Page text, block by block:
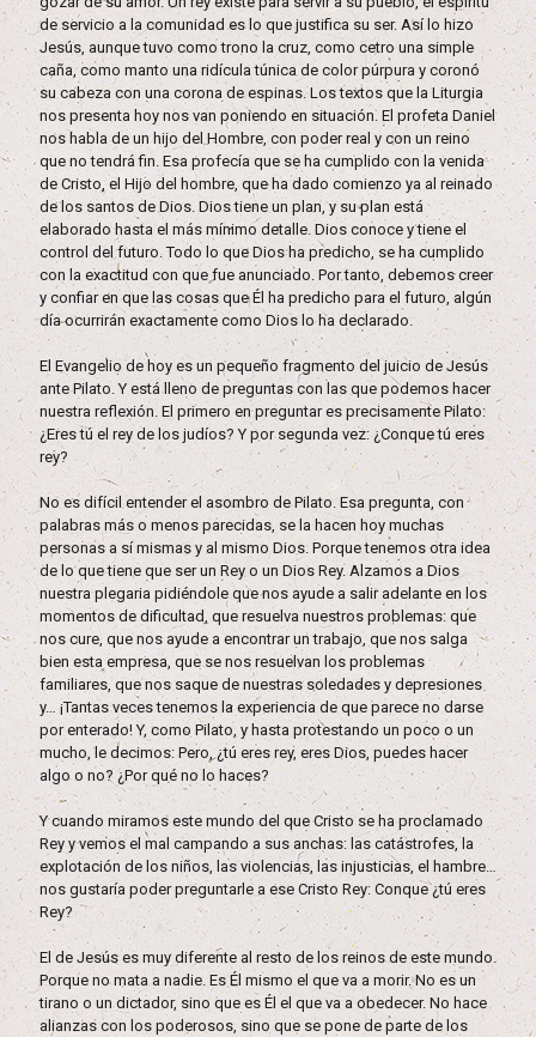
de servicio a la comunidad es lo que justifica su ser. Así lo hizo
Jesús, aunque tuvo como trono la cruz, como cetro una simple
caña, como manto una ridícula túnica de color púrpura y coronó
su cabeza con una corona de espinas. Los textos que la Liturgia
nos presenta hoy nos van poniendo en situación. El profeta Daniel
nos habla de un hijo del Hombre, con poder real y con un reino
que no tendrá fin. Esa profecía que se ha cumplido con la venida
de Cristo, el Hijo del hombre, que ha dado comienzo ya al reinado
de los santos de Dios. Dios tiene un plan, y su plan está
elaborado hasta el más mínimo detalle. Dios conoce y tiene el
control del futuro. Todo lo que Dios ha predicho, se ha cumplido
con la exactitud con que fue anunciado. Por tanto, debemos creer
y confiar en que las cosas que Él ha predicho para el futuro, algún
día ocurrirán exactamente como Dios lo ha declarado.
El Evangelio de hoy es un pequeño fragmento del juicio de Jesús
ante Pilato. Y está lleno de preguntas con las que podemos hacer
nuestra reflexión. El primero en preguntar es precisamente Pilato:
¿Eres tú el rey de los judíos? Y por segunda vez: ¿Conque tú eres
rey?
No es difícil entender el asombro de Pilato. Esa pregunta, con
palabras más o menos parecidas, se la hacen hoy muchas
personas a sí mismas y al mismo Dios. Porque tenemos otra idea
de lo que tiene que ser un Rey o un Dios Rey. Alzamos a Dios
nuestra plegaria pidiéndole que nos ayude a salir adelante en los
momentos de dificultad, que resuelva nuestros problemas: que
nos cure, que nos ayude a encontrar un trabajo, que nos salga
bien esta empresa, que se nos resuelvan los problemas
familiares, que nos saque de nuestras soledades y depresiones
y… ¡Tantas veces tenemos la experiencia de que parece no darse
por enterado! Y, como Pilato, y hasta protestando un poco o un
mucho, le decimos: Pero, ¿tú eres rey, eres Dios, puedes hacer
algo o no? ¿Por qué no lo haces?
Y cuando miramos este mundo del que Cristo se ha proclamado
Rey y vemos el mal campando a sus anchas: las catástrofes, la
explotación de los niños, las violencias, las injusticias, el hambre…
nos gustaría poder preguntarle a ese Cristo Rey: Conque ¿tú eres
Rey?
El de Jesús es muy diferente al resto de los reinos de este mundo.
Porque no mata a nadie. Es Él mismo el que va a morir. No es un
tirano o un dictador, sino que es Él el que va a obedecer. No hace
alianzas con los poderosos, sino que se pone de parte de los